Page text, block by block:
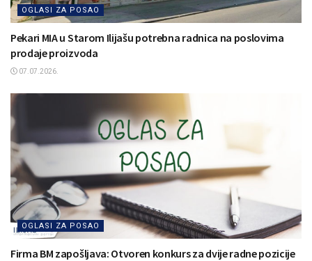
OGLASI ZA POSAO
Pekari MIA u Starom Ilijašu potrebna radnica na poslovima
prodaje proizvoda
07.07.2026.
OGLASI ZA POSAO
Firma BM zapošljava: Otvoren konkurs za dvije radne pozicije